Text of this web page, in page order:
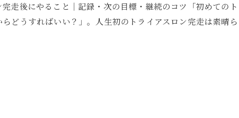
完走後にやること｜記録・次の目標・継続のコツ「初めての
どうすればいい？」。人生初のトライアスロン完走は素晴